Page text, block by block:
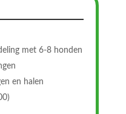
met 6-8 honden
en halen